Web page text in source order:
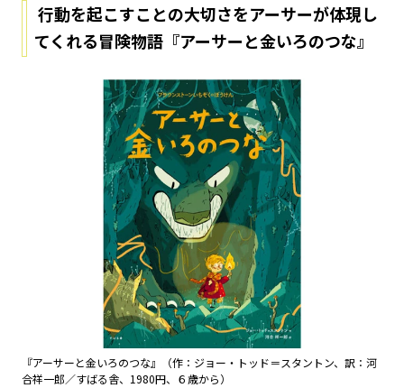
行動を起こすことの大切さをアーサーが体現し
てくれる冒険物語『アーサーと金いろのつな』
『アーサーと金いろのつな』（作：ジョー・トッド＝スタントン、訳：河
合祥一郎／すばる舎、1980円、６歳から）